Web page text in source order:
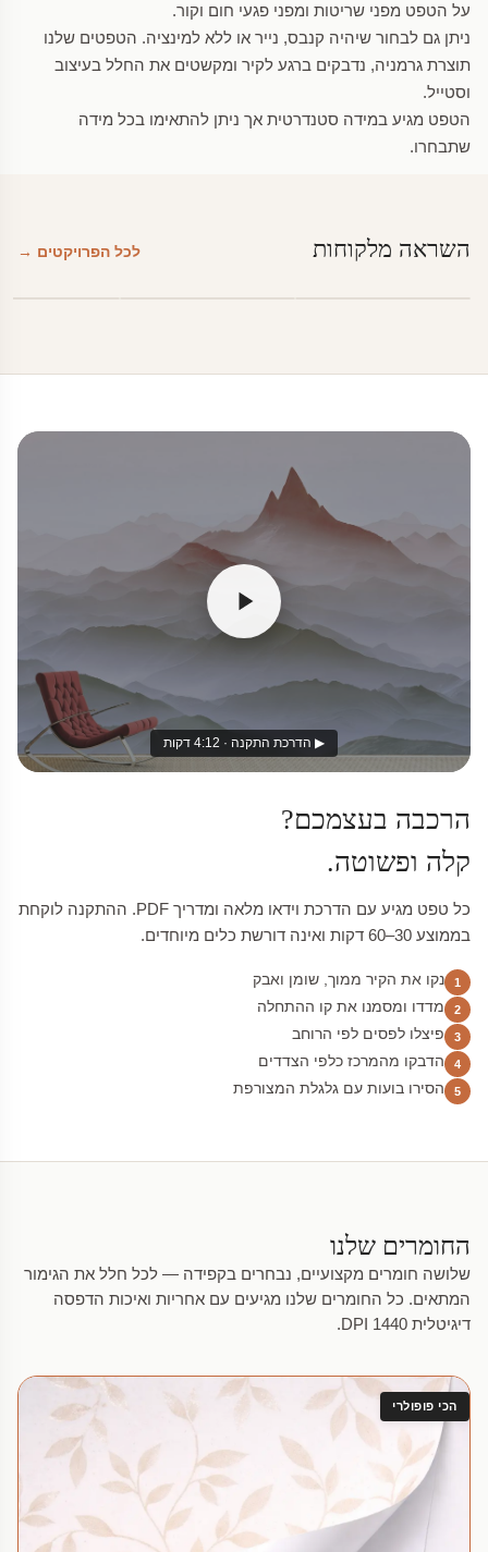
על הטפט מפני שריטות ומפני פגעי חום וקור.
ניתן גם לבחור שיהיה קנבס, נייר או ללא למינציה. הטפטים שלנו
תוצרת גרמניה, נדבקים ברגע לקיר ומקשטים את החלל בעיצוב
וסטייל.
הטפט מגיע במידה סטנדרטית אך ניתן להתאימו בכל מידה
שתבחרו.
השראה מלקוחות לכל הפרויקטים →
▶ הדרכת התקנה · 4:12 דקות
הרכבה בעצמכם?
קלה ופשוטה.
כל טפט מגיע עם הדרכת וידאו מלאה ומדריך PDF. ההתקנה לוקחת
בממוצע 30–60 דקות ואינה דורשת כלים מיוחדים.
1 נקו את הקיר ממוך, שומן ואבק
2 מדדו ומסמנו את קו ההתחלה
3 פיצלו לפסים לפי הרוחב
4 הדבקו מהמרכז כלפי הצדדים
5 הסירו בועות עם גלגלת המצורפת
החומרים שלנו
שלושה חומרים מקצועיים, נבחרים בקפידה — לכל חלל את הגימור
המתאים. כל החומרים שלנו מגיעים עם אחריות ואיכות הדפסה
דיגיטלית 1440 DPI.
הכי פופולרי